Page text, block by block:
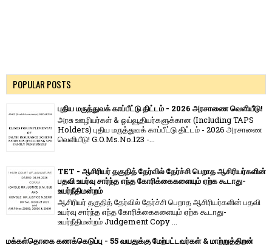
POPULAR POSTS
புதிய மருத்துவக் காப்பீட்டு திட்டம் - 2026 அரசாணை வெளியீடு!
அரசு ஊழியர்கள் & ஓய்வூதியர்களுக்கான (Including TAPS
Holders) புதிய மருத்துவக் காப்பீட்டு திட்டம் - 2026 அரசாணை
வெளியீடு! G.O.Ms.No.123 -...
TET - ஆசிரியர் தகுதித் தேர்வில் தேர்ச்சி பெறாத ஆசிரியர்களின்
பதவி உயர்வு சார்ந்த எந்த கோரிக்கைகளையும் ஏற்க கூடாது-
உயர்நீதிமன்றம்
ஆசிரியர் தகுதித் தேர்வில் தேர்ச்சி பெறாத ஆசிரியர்களின் பதவி
உயர்வு சார்ந்த எந்த கோரிக்கைகளையும் ஏற்க கூடாது-
உயர்நீதிமன்றம் Judgement Copy ...
மக்கள்தொகை கணக்கெடுப்பு - 55 வயதுக்கு மேற்பட்டவர்கள் & மாற்றுத்திறன்